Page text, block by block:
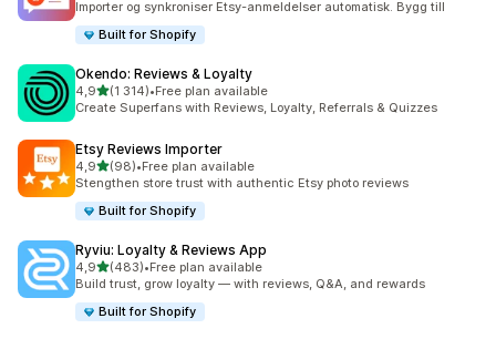
Importer og synkroniser Etsy-anmeldelser automatisk. Bygg till
Built for Shopify
Okendo: Reviews & Loyalty
4,9av 5 stjerner
(1 314)
Totalt 1314 omtaler
•Free plan available
Create Superfans with Reviews, Loyalty, Referrals & Quizzes
Etsy Reviews Importer
4,9av 5 stjerner
(98)
Totalt 98 omtaler
•Free plan available
Stengthen store trust with authentic Etsy photo reviews
Built for Shopify
Ryviu: Loyalty & Reviews App
4,9av 5 stjerner
(483)
Totalt 483 omtaler
•Free plan available
Build trust, grow loyalty — with reviews, Q&A, and rewards
Built for Shopify